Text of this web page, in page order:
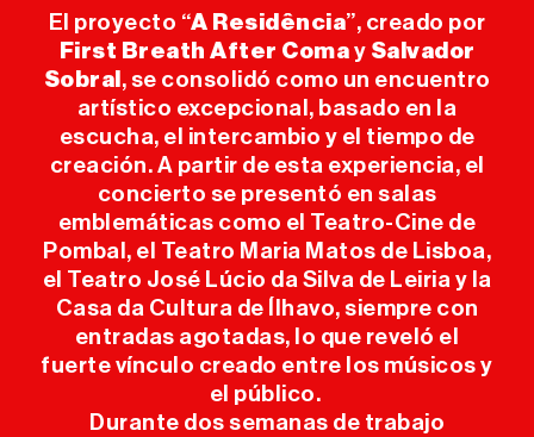
INFO ÚTIL
PRENSA
SPONSORS
El proyecto “A Residência”, creado por
First Breath After Coma y Salvador
Sobral , se consolidó como un encuentro
artístico excepcional, basado en la
escucha, el intercambio y el tiempo de
creación. A partir de esta experiencia, el
concierto se presentó en salas
emblemáticas como el Teatro-Cine de
Pombal, el Teatro Maria Matos de Lisboa,
el Teatro José Lúcio da Silva de Leiria y la
Casa da Cultura de Ílhavo, siempre con
entradas agotadas, lo que reveló el
fuerte vínculo creado entre los músicos y
el público.
Durante dos semanas de trabajo